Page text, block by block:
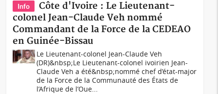
Info
Côte d'Ivoire : Le Lieutenant-
colonel Jean-Claude Veh nommé
Commandant de la Force de la CEDEAO
en Guinée-Bissau
Le Lieutenant-colonel Jean-Claude Veh
(DR)&nbsp;Le Lieutenant-colonel ivoirien Jean-
Claude Veh a été&nbsp;nommé chef d’état-major
de la Force de la Communauté des États de
l’Afrique de l’Oue...